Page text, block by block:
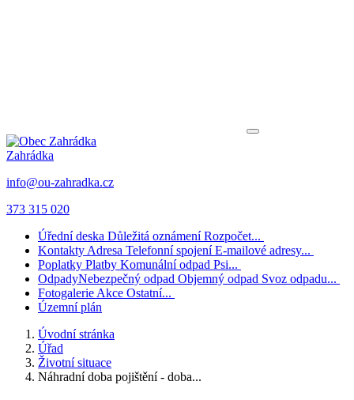
Zahrádka
info@ou-zahradka.cz
373 315 020
Úřední deska Důležitá oznámení Rozpočet...
Kontakty Adresa Telefonní spojení E-mailové adresy...
Poplatky Platby Komunální odpad Psi...
OdpadyNebezpečný odpad Objemný odpad Svoz odpadu...
Fotogalerie Akce Ostatní...
Územní plán
Úvodní stránka
Úřad
Životní situace
Náhradní doba pojištění - doba...